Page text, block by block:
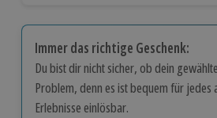
Immer das richtige Geschenk:
Du bist dir nicht sicher, ob dein
Problem, denn es ist bequem für jedes
Erlebnisse einlösbar.